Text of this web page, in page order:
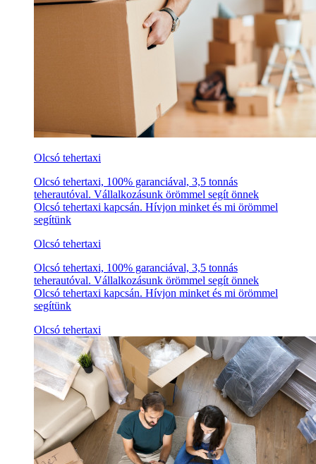
Olcsó tehertaxi
Olcsó tehertaxi, 100% garanciával, 3,5 tonnás
teherautóval. Vállalkozásunk örömmel segít önnek
Olcsó tehertaxi kapcsán. Hívjon minket és mi örömmel
segítünk
Olcsó tehertaxi
Olcsó tehertaxi, 100% garanciával, 3,5 tonnás
teherautóval. Vállalkozásunk örömmel segít önnek
Olcsó tehertaxi kapcsán. Hívjon minket és mi örömmel
segítünk
Olcsó tehertaxi